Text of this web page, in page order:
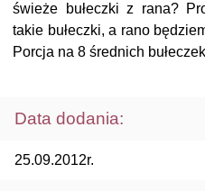
świeże bułeczki z rana?
takie bułeczki, a rano
Porcja na 8 średnich
Data dodania:
25.09.2012r.